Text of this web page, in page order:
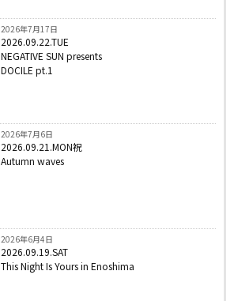
2026年7月17日
2026.09.22.TUE
NEGATIVE SUN presents
DOCILE pt.1
2026年7月6日
2026.09.21.MON祝
Autumn waves
2026年6月4日
2026.09.19.SAT
This Night Is Yours in Enoshima